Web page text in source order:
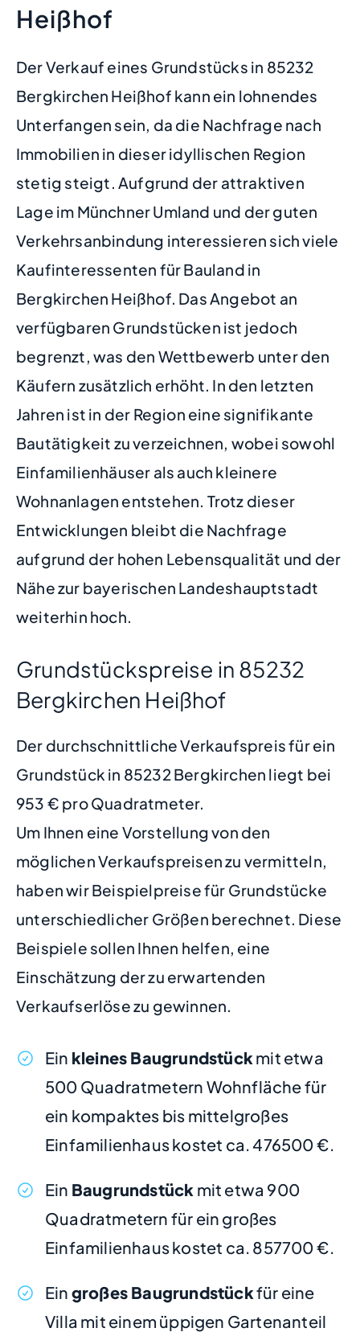
Heißhof
Der Verkauf eines Grundstücks in 85232
Bergkirchen Heißhof kann ein lohnendes
Unterfangen sein, da die Nachfrage nach
Immobilien in dieser idyllischen Region
stetig steigt. Aufgrund der attraktiven
Lage im Münchner Umland und der guten
Verkehrsanbindung interessieren sich viele
Kaufinteressenten für Bauland in
Bergkirchen Heißhof. Das Angebot an
verfügbaren Grundstücken ist jedoch
begrenzt, was den Wettbewerb unter den
Käufern zusätzlich erhöht. In den letzten
Jahren ist in der Region eine signifikante
Bautätigkeit zu verzeichnen, wobei sowohl
Einfamilienhäuser als auch kleinere
Wohnanlagen entstehen. Trotz dieser
Entwicklungen bleibt die Nachfrage
aufgrund der hohen Lebensqualität und der
Nähe zur bayerischen Landeshauptstadt
weiterhin hoch.
Grundstückspreise in 85232
Bergkirchen Heißhof
Der durchschnittliche Verkaufspreis für ein
Grundstück in 85232 Bergkirchen liegt bei
953 € pro Quadratmeter.
Um Ihnen eine Vorstellung von den
möglichen Verkaufspreisen zu vermitteln,
haben wir Beispielpreise für Grundstücke
unterschiedlicher Größen berechnet. Diese
Beispiele sollen Ihnen helfen, eine
Einschätzung der zu erwartenden
Verkaufserlöse zu gewinnen.
Ein kleines Baugrundstückmit etwa
500 Quadratmetern Wohnfläche für
ein kompaktes bis mittelgroßes
Einfamilienhaus kostet ca. 476500 €.
Ein Baugrundstück mit etwa 900
Quadratmetern für ein großes
Einfamilienhaus kostet ca. 857700 €.
Ein großes Baugrundstückfür eine
Villa mit einem üppigen Gartenanteil